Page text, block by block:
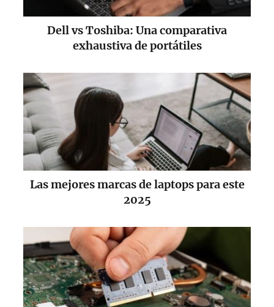
Dell vs Toshiba: Una comparativa
exhaustiva de portátiles
Las mejores marcas de laptops para este
2025